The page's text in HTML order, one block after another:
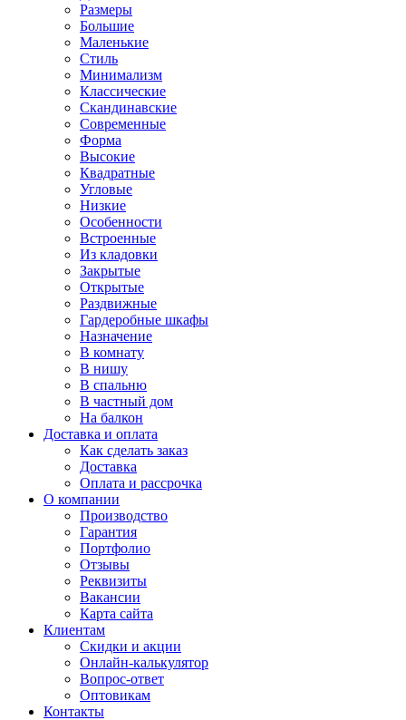
Размеры
Большие
Маленькие
Стиль
Минимализм
Классические
Скандинавские
Современные
Форма
Высокие
Квадратные
Угловые
Низкие
Особенности
Встроенные
Из кладовки
Закрытые
Открытые
Раздвижные
Гардеробные шкафы
Назначение
В комнату
В нишу
В спальню
В частный дом
На балкон
Доставка и оплата
Как сделать заказ
Доставка
Оплата и рассрочка
О компании
Производство
Гарантия
Портфолио
Отзывы
Реквизиты
Вакансии
Карта сайта
Клиентам
Скидки и акции
Онлайн-калькулятор
Вопрос-ответ
Оптовикам
Контакты